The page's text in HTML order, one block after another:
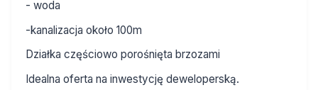
- woda
-kanalizacja około 100m
Działka częściowo porośnięta brzozami
Idealna oferta na inwestycję deweloperską.